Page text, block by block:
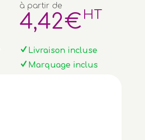
à partir de
4,42€ HT
Livraison incluse
Marquage inclus